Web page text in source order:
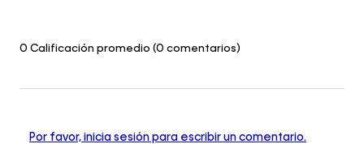
0 Calificación promedio (0 comentarios)
Por favor, inicia sesión para escribir un comentario.